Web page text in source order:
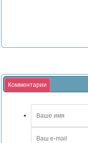
Комментарии